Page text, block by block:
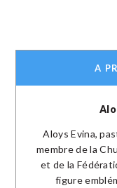
A
Aloys Evina,
membre de la
et de la
figure